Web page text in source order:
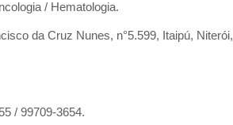
/ Hematologia.
da Cruz Nunes, n°5.599, Itaipú,
/ 99709-3654.